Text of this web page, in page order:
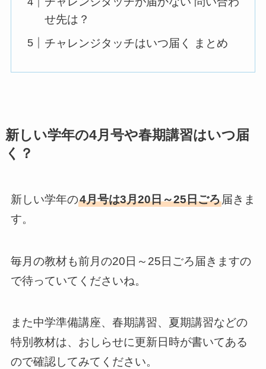
せ先は？
チャレンジタッチはいつ届く まとめ
新しい学年の4月号や春期講習はいつ届
く？
新しい学年の4月号は3月20日～25日ごろ届きま
す。
毎月の教材も前月の20日～25日ごろ届きますの
で待っていてくださいね。
また中学準備講座、春期講習、夏期講習などの
特別教材は、おしらせに更新日時が書いてある
ので確認してみてください。